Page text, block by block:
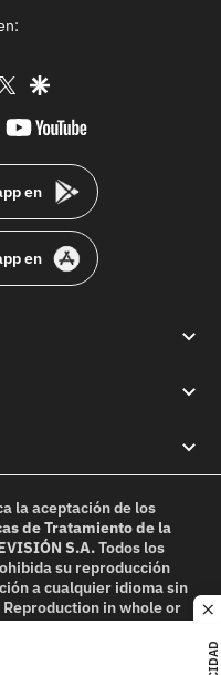
twittergoogle
youtube-
en
en
la aceptación de los
de Tratamiento de la
S.A.Todos los
su reproducción
a cualquier idioma sin
in whole or
permission is